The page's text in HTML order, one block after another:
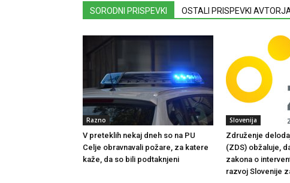
SORODNI PRISPEVKI OSTALI PRISPEVKI
Razno
V preteklih nekaj dneh so na PU
Celje obravnavali požare, za katere
kaže, da so bili podtaknjeni
Slovenija
Združenje
(ZDS) obžaluje,
zakona o
razvoj Slovenije